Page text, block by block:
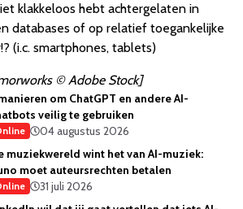
klakkeloos hebt achtergelaten in
databases of op relatief toegankelijke
(i.c. smartphones, tablets)
© Adobe Stock]
om ChatGPT en andere AI-
veilig te gebruiken
04 augustus 2026
muziekwereld wint het van AI-muziek:
moet auteursrechten betalen
31 juli 2026